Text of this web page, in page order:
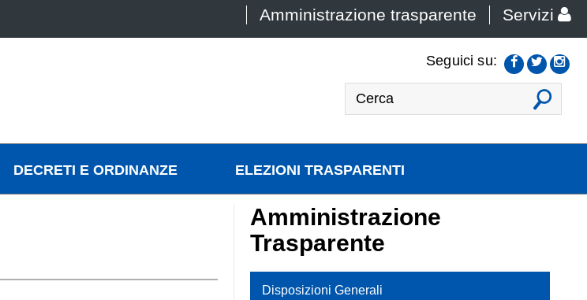
Amministrazione trasparente Servizi
VAI
Seguici su:
DECRETI E ORDINANZE ELEZIONI TRASPARENTI
Amministrazione
Trasparente
Disposizioni Generali